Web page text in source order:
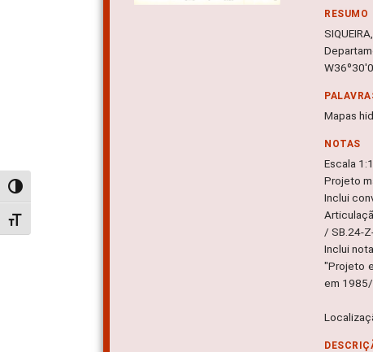
Alternar alto contraste
Alternar tamanho da fonte
RESUMO
Mapas
NOTAS
Escala
Projeto
Inclui
/ SB.24-
Inclui
"Projeto
em 1985/